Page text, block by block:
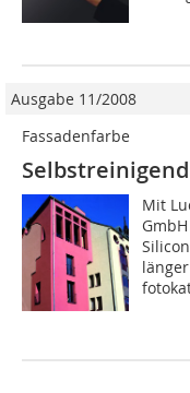
Ausgabe 11/2008
Fassadenfarbe
Selbstreinigend
Mit